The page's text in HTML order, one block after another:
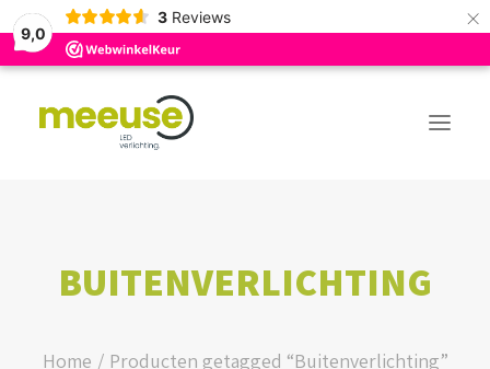
9,0
3 Reviews ×
BUDGET ASSORTIMENT
WEBSHOP
BUITENVERLICHTING
Home Producten getagged “Buitenverlichting”